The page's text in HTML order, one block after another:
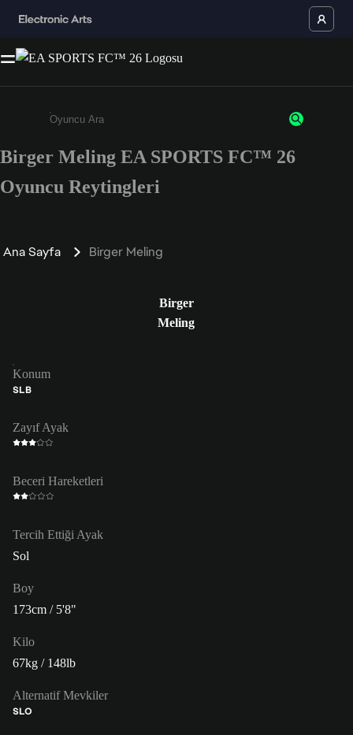
Enter a minimum of 3 characters or numbers
Birger Meling EA SPORTS FC™ 26
Oyuncu Reytingleri
Ana Sayfa Birger Meling
Birger
Meling
Konum
SLB
Zayıf Ayak
Beceri Hareketleri
Tercih Ettiği Ayak
Sol
Boy
173cm / 5'8"
Kilo
67kg / 148lb
Alternatif Mevkiler
SLO